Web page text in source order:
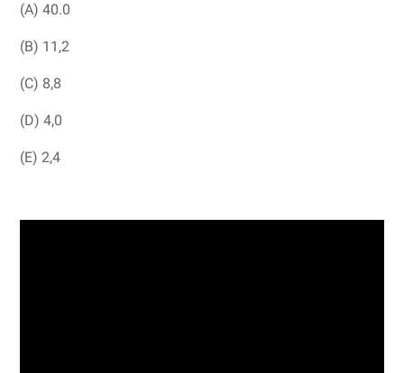
(A) 40.0
(B) 11,2
(C) 8,8
(D) 4,0
(E) 2,4